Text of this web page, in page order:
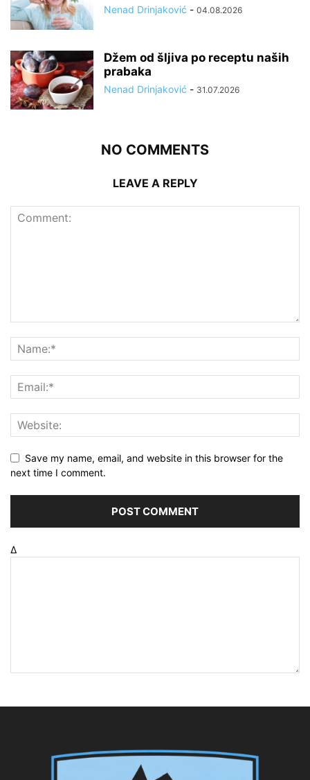
Nenad Drinjaković - 04.08.2026
Džem od šljiva po receptu naših
prabaka
Nenad Drinjaković - 31.07.2026
NO COMMENTS
LEAVE A REPLY
Save my name, email, and website in this browser for the
next time I comment.
Δ